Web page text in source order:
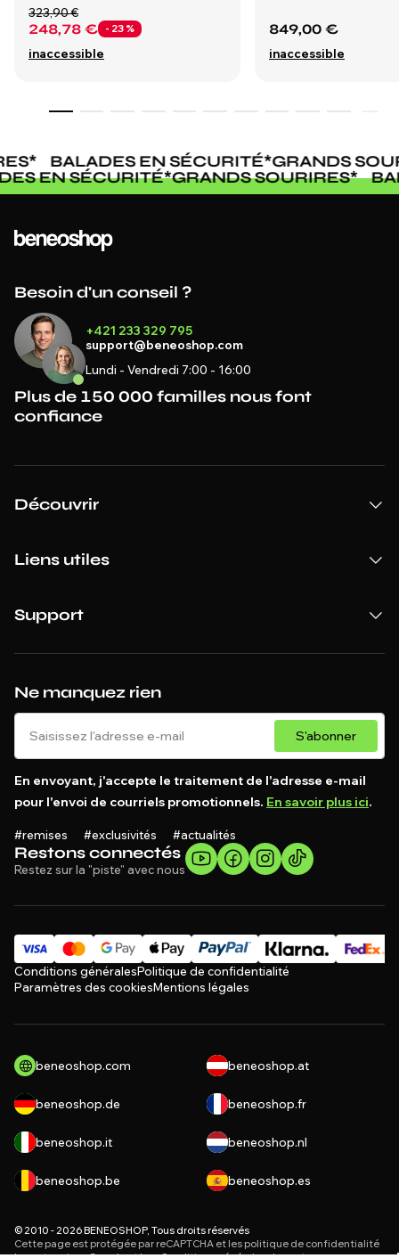
248,78 € - 23 %
323,90 €
inaccessible
849,00 €
inaccessible
* BALADES EN SÉCURITÉ*GRANDS
EN SÉCURITÉ*GRANDS SOURIRES*
Restons connectés
Restez sur la "piste" avec nous
Ne manquez rien
S'abonner
En envoyant, j'accepte le traitement de l'adresse e-mail
pour l'envoi de courriels promotionnels. En savoir plus ici.
#remises #exclusivités #actualités
Besoin d'un conseil ?
+421 233 329 795
support@beneoshop.com
Lundi - Vendredi 7:00 - 16:00
Plus de 150 000 familles nous font
confiance
Découvrir
Liens utiles
Support
Conditions généralesPolitique de confidentialité
Paramètres des cookiesMentions légales
beneoshop.com beneoshop.at
beneoshop.de beneoshop.fr
beneoshop.it beneoshop.nl
beneoshop.be beneoshop.es
© 2010 - 2026 BENEOSHOP, Tous droits réservés
Cette page est protégée par reCAPTCHA et les politique de confidentialité